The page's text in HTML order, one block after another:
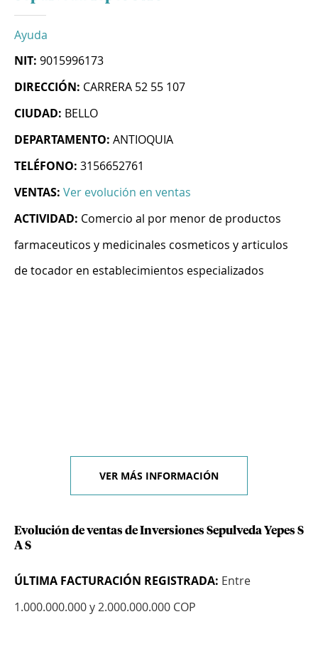
Ayuda
NIT: 9015996173
DIRECCIÓN: CARRERA 52 55 107
CIUDAD: BELLO
DEPARTAMENTO: ANTIOQUIA
TELÉFONO: 3156652761
VENTAS: Ver evolución en ventas
ACTIVIDAD: Comercio al por menor de productos
farmaceuticos y medicinales cosmeticos y articulos
de tocador en establecimientos especializados
VER MÁS INFORMACIÓN
Evolución de ventas de Inversiones Sepulveda Yepes S
A S
ÚLTIMA FACTURACIÓN REGISTRADA: Entre
1.000.000.000 y 2.000.000.000 COP